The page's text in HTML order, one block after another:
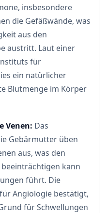
insbesondere
die Gefäßwände, was
aus den
austritt. Laut einer
für
ein natürlicher
Blutmenge im Körper
Venen: Das
Gebärmutter üben
aus, was den
kann
führt. Die
Angiologie bestätigt,
für Schwellungen